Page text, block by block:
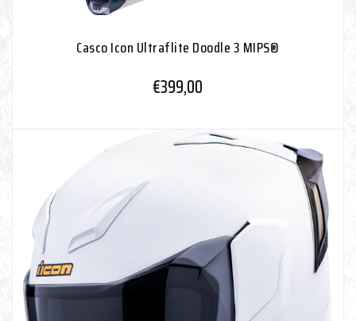
Casco Icon Ultraflite Doodle 3 MIPS®
€399,00